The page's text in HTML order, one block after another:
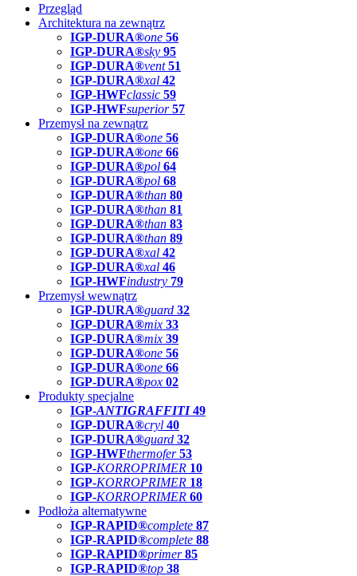
Przegląd
Architektura na zewnątrz
IGP-DURA®one 56
IGP-DURA®sky 95
IGP-DURA®vent 51
IGP-DURA®xal 42
IGP-HWFclassic 59
IGP-HWFsuperior 57
Przemysł na zewnątrz
IGP-DURA®one 56
IGP-DURA®one 66
IGP-DURA®pol 64
IGP-DURA®pol 68
IGP-DURA®than 80
IGP-DURA®than 81
IGP-DURA®than 83
IGP-DURA®than 89
IGP-DURA®xal 42
IGP-DURA®xal 46
IGP-HWFindustry 79
Przemysł wewnątrz
IGP-DURA®guard 32
IGP-DURA®mix 33
IGP-DURA®mix 39
IGP-DURA®one 56
IGP-DURA®one 66
IGP-DURA®pox 02
Produkty specjalne
IGP-ANTIGRAFFITI49
IGP-DURA®cryl 40
IGP-DURA®guard 32
IGP-HWFthermofer 53
IGP-KORROPRIMER 10
IGP-KORROPRIMER 18
IGP-KORROPRIMER 60
Podłoża alternatywne
IGP-RAPID®complete 87
IGP-RAPID®complete 88
IGP-RAPID®primer 85
IGP-RAPID®top 38